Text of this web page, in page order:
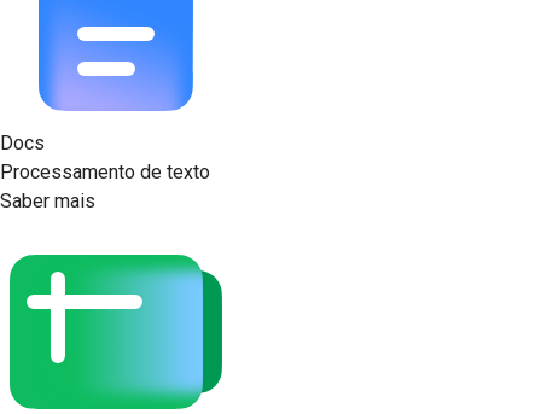
Docs
Processamento de texto
Saber mais